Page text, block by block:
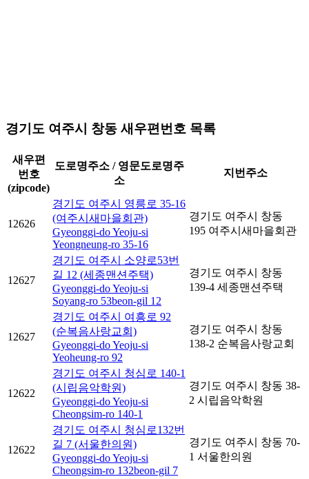
경기도 여주시 창동 새우편번호 목록
새우편
번호
(zipcode)
도로명주소 / 영문도로명주
소
지번주소
12626
경기도 여주시 영릉로 35-16
(여주시새마을회관)
Gyeonggi-do Yeoju-si
Yeongneung-ro 35-16
경기도 여주시 창동
195 여주시새마을회관
12627
경기도 여주시 소양로53번
길 12 (세종맨션주택)
Gyeonggi-do Yeoju-si
Soyang-ro 53beon-gil 12
경기도 여주시 창동
139-4 세종맨션주택
12627
경기도 여주시 여흥로 92
(순복음사랑교회)
Gyeonggi-do Yeoju-si
Yeoheung-ro 92
경기도 여주시 창동
138-2 순복음사랑교회
12622
경기도 여주시 청심로 140-1
(시립음악학원)
Gyeonggi-do Yeoju-si
Cheongsim-ro 140-1
경기도 여주시 창동 38-
2 시립음악학원
12622
경기도 여주시 청심로132번
길 7 (서울한의원)
Gyeonggi-do Yeoju-si
Cheongsim-ro 132beon-gil 7
경기도 여주시 창동 70-
1 서울한의원